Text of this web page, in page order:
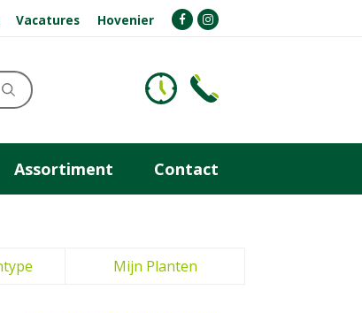
Vacatures Hovenier
Assortiment Contact
Mijn Planten